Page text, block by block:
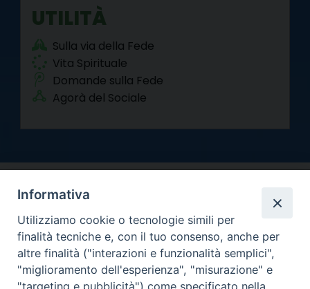
UTILITÀ
Sulla via della Fede
Vita Spirituale
Domande sulla Fede
Agorà del Sociale
Arcidiocesi di Torino
Curia metropolitana
Informativa
Utilizziamo cookie o tecnologie simili per
finalità tecniche e, con il tuo consenso, anche per
altre finalità ("interazioni e funzionalità semplici",
"miglioramento dell'esperienza", "misurazione" e